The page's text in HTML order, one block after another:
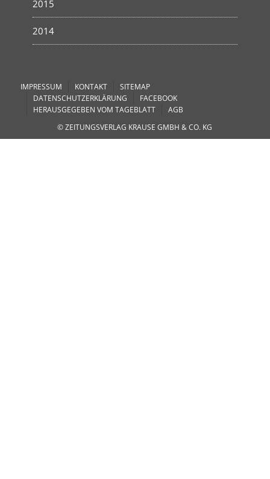
2015
2014
IMPRESSUM KONTAKT
SITEMAP
DATENSCHUTZERKLÄRUNG
FACEBOOK
HERAUSGEGEBEN VOM TAGEBLATT
AGB
© ZEITUNGSVERLAG KRAUSE GMBH & CO. KG